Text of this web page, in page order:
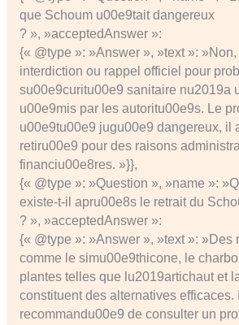
que Schoum u00e9tait dangereux
? », »acceptedAnswer »:
{« @type »: »Answer », »text »:
interdiction ou rappel officiel pour
su00e9curitu00e9 sanitaire nu2019a
u00e9mis par les autoritu00e9s. Le
u00e9tu00e9 jugu00e9 dangereux, il
retiru00e9 pour des raisons
financiu00e8res. »}},
{« @type »: »Question », »name »:
existe-t-il apru00e8s le retrait du
? », »acceptedAnswer »:
{« @type »: »Answer », »text »: »Des
comme le simu00e9thicone, le
plantes telles que lu2019artichaut et
constituent des alternatives efficaces.
recommandu00e9 de consulter un